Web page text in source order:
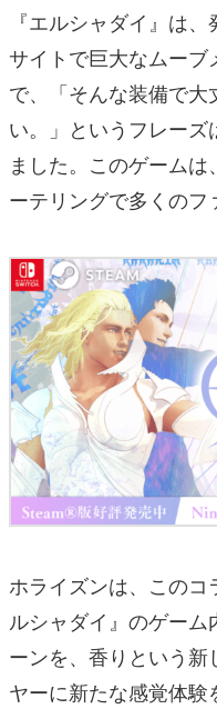
『エルシャダイ』は
サイトで巨大なムー
で、「そんな装備で
い。」というフレー
ました。このゲーム
ーテリングで多くのフ
ホライズンは、この
ルシャダイ』のゲー
ーンを、香りという新
ヤーに新たな感覚体験